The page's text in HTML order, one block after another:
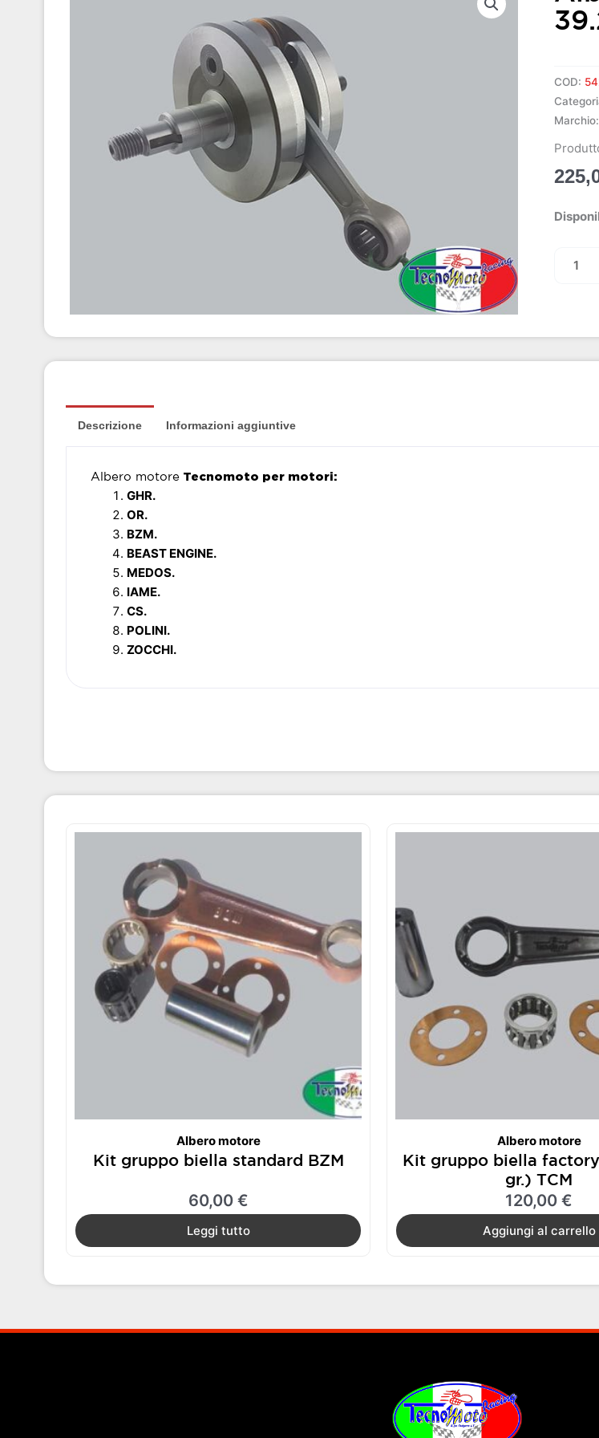
COD:
Marchio:
Albero
pl.grigia
Descrizione Informazioni aggiuntive
Albero motore Tecnomoto per motori:
GHR.
OR.
BZM.
BEAST ENGINE.
MEDOS.
IAME.
CS.
POLINI.
ZOCCHI.
Albero motore
Kit gruppo biella standard BZM
60,00 €
Leggi tutto
Albero motore
Kit gruppo biella
gr.) TCM
120,00 €
Aggiungi al carrello